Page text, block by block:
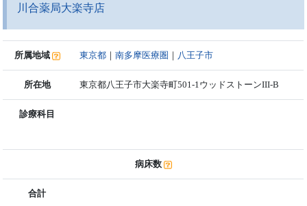
川合薬局大楽寺店
所属地域 東京都 ｜南多摩医療圏 ｜ 八王子市
所在地 東京都八王子市大楽寺町501-1ウッドストーンIII-B
診療科目
病床数
合計